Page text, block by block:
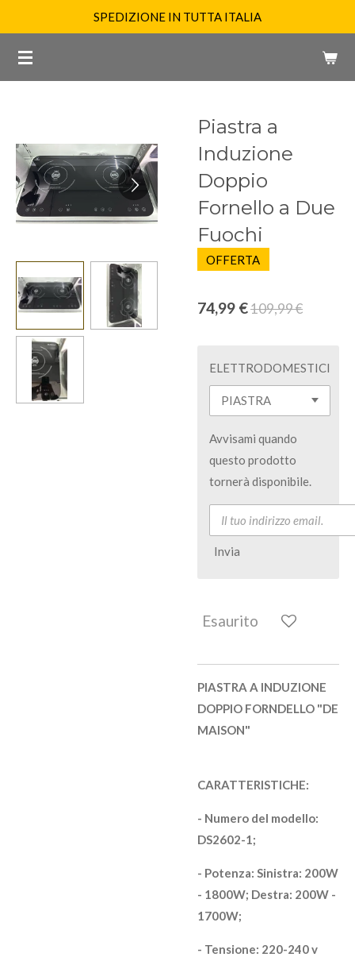
contenuto
principale
SPEDIZIONE IN TUTTA ITALIA
Piastra a
Induzione
Doppio
Fornello a Due
Fuochi
OFFERTA
74,99 €109,99 €
ELETTRODOMESTICI
Avvisami quando
questo prodotto
tornerà disponibile.
Invia
Esaurito
PIASTRA A INDUZIONE
DOPPIO FORNDELLO "DE
MAISON"
CARATTERISTICHE:
- Numero del modello:
DS2602-1;
- Potenza: Sinistra: 200W
- 1800W; Destra: 200W -
1700W;
- Tensione: 220-240 v